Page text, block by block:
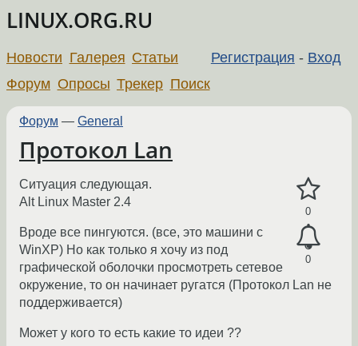
LINUX.ORG.RU
Регистрация - Вход
Новости Галерея Статьи
Форум Опросы Трекер Поиск
Форум — General
Протокол Lan
0
0
Ситуация следующая.
Alt Linux Master 2.4
Вроде все пингуются. (все, это машини с
WinXP) Но как только я хочу из под
графической оболочки просмотреть сетевое
окружение, то он начинает ругатся (Протокол Lan не
поддерживается)
Может у кого то есть какие то идеи ??